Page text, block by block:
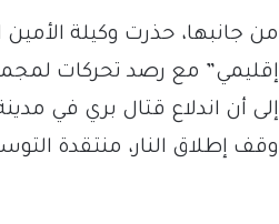
من جانبها، حذرت وكيلة الأمين
إقليمي” مع رصد تحركات
إلى أن اندلاع قتال بري في
وقف إطلاق النار، منتقدة